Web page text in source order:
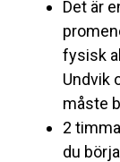
Det är
fysisk
Undvik
måste
2
du